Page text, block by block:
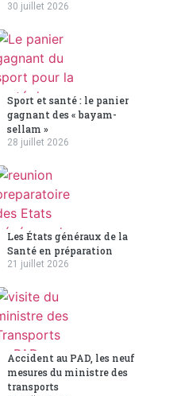
30 juillet 2026
Sport et santé : le panier
gagnant des « bayam-
sellam »
28 juillet 2026
Les États généraux de la
Santé en préparation
21 juillet 2026
Accident au PAD, les neuf
mesures du ministre des
transports